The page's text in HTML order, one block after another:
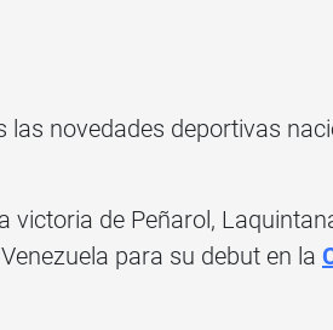
las novedades deportivas
victoria de Peñarol,
para su debut en la